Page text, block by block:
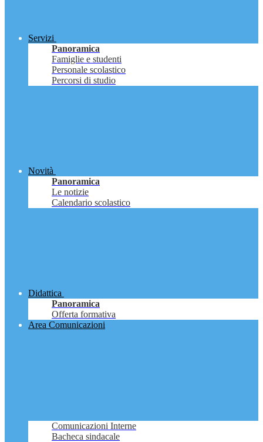
Servizi
Panoramica
Famiglie e studenti
Personale scolastico
Percorsi di studio
Novità
Panoramica
Le notizie
Calendario scolastico
Didattica
Panoramica
Offerta formativa
Area Comunicazioni
Comunicazioni Interne
Bacheca sindacale